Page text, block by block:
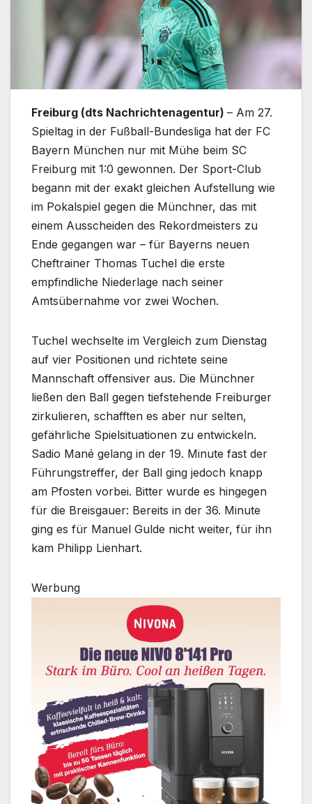
Freiburg (dts Nachrichtenagentur) – Am 27.
Spieltag in der Fußball-Bundesliga hat der FC
Bayern München nur mit Mühe beim SC
Freiburg mit 1:0 gewonnen. Der Sport-Club
begann mit der exakt gleichen Aufstellung wie
im Pokalspiel gegen die Münchner, das mit
einem Ausscheiden des Rekordmeisters zu
Ende gegangen war – für Bayerns neuen
Cheftrainer Thomas Tuchel die erste
empfindliche Niederlage nach seiner
Amtsübernahme vor zwei Wochen.
Tuchel wechselte im Vergleich zum Dienstag
auf vier Positionen und richtete seine
Mannschaft offensiver aus. Die Münchner
ließen den Ball gegen tiefstehende Freiburger
zirkulieren, schafften es aber nur selten,
gefährliche Spielsituationen zu entwickeln.
Sadio Mané gelang in der 19. Minute fast der
Führungstreffer, der Ball ging jedoch knapp
am Pfosten vorbei. Bitter wurde es hingegen
für die Breisgauer: Bereits in der 36. Minute
ging es für Manuel Gulde nicht weiter, für ihn
kam Philipp Lienhart.
Werbung